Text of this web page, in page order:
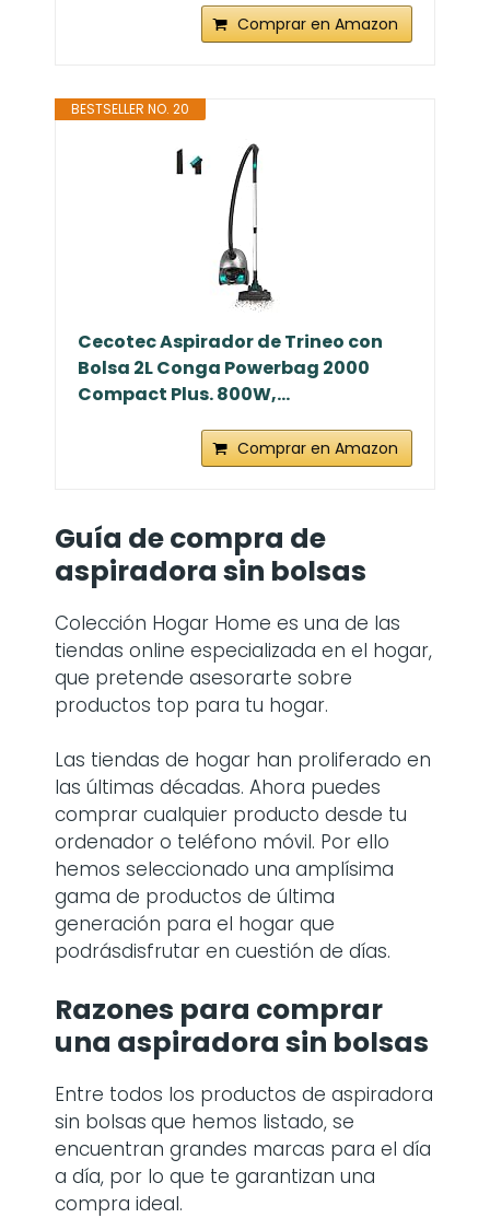
Comprar en Amazon
BESTSELLER NO. 20
Cecotec Aspirador de Trineo con
Bolsa 2L Conga Powerbag 2000
Compact Plus. 800W,...
Comprar en Amazon
Guía de compra de
aspiradora sin bolsas
Colección Hogar Home es una de las
tiendas online especializada en el hogar,
que pretende asesorarte sobre
productos top para tu hogar.
Las tiendas de hogar han proliferado en
las últimas décadas. Ahora puedes
comprar cualquier producto desde tu
ordenador o teléfono móvil. Por ello
hemos seleccionado una amplísima
gama de productos de última
generación para el hogar que
podrásdisfrutar en cuestión de días.
Razones para comprar
una aspiradora sin bolsas
Entre todos los productos de aspiradora
sin bolsas que hemos listado, se
encuentran grandes marcas para el día
a día, por lo que te garantizan una
compra ideal.